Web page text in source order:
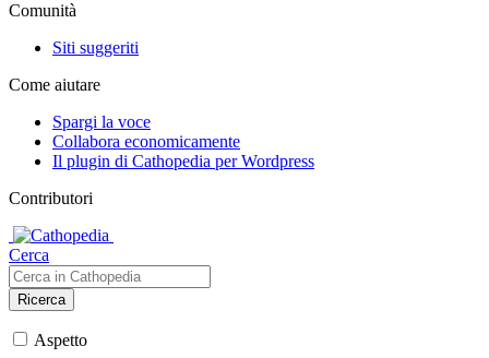
Comunità
Siti suggeriti
Come aiutare
Spargi la voce
Collabora economicamente
Il plugin di Cathopedia per Wordpress
Contributori
Cerca
Ricerca
Aspetto